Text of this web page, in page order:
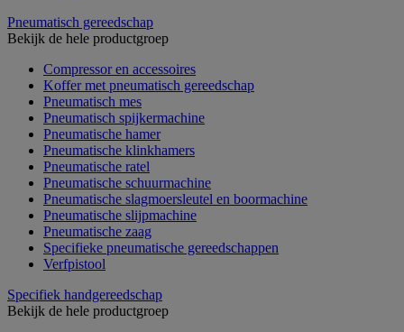
Pneumatisch gereedschap
Bekijk de hele productgroep
Compressor en accessoires
Koffer met pneumatisch gereedschap
Pneumatisch mes
Pneumatisch spijkermachine
Pneumatische hamer
Pneumatische klinkhamers
Pneumatische ratel
Pneumatische schuurmachine
Pneumatische slagmoersleutel en boormachine
Pneumatische slijpmachine
Pneumatische zaag
Specifieke pneumatische gereedschappen
Verfpistool
Specifiek handgereedschap
Bekijk de hele productgroep